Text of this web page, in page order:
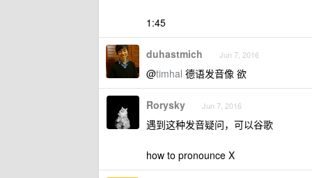
1:45
duhastmich Jun 7, 2016
@timhal 德语发音像 欲
Rorysky Jun 7, 2016
遇到这种发音疑问，可以谷歌
how to pronounce X